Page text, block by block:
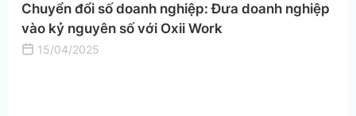
Chuyển đổi số doanh nghiệp: Đưa doanh nghiệp
vào kỷ nguyên số với Oxii Work
15/04/2025